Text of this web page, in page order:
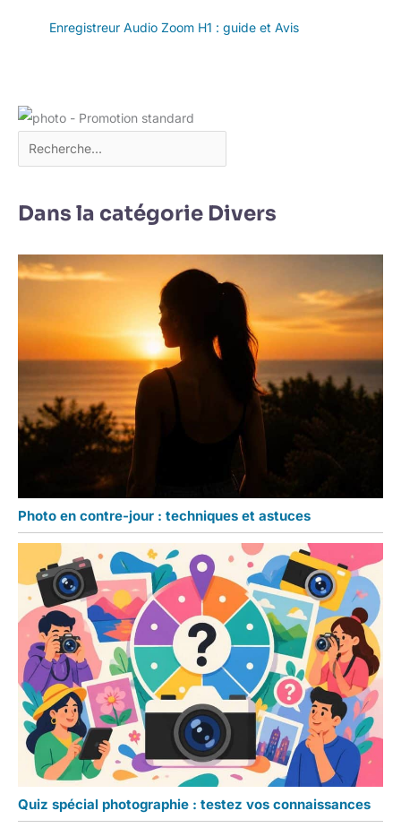
Enregistreur Audio Zoom H1 : guide et Avis
Dans la catégorie Divers
Photo en contre-jour : techniques et astuces
Quiz spécial photographie : testez vos connaissances